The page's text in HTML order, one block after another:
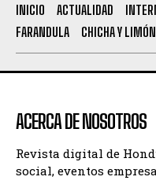
INICIO ACTUALIDAD
FARANDULA
CHICHA Y LIMÓN
ACERCA DE NOSOTROS
Revista digital de
social, eventos